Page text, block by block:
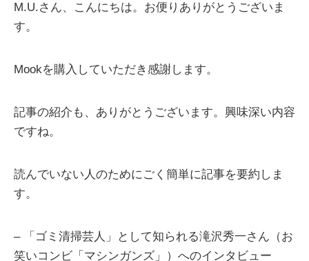
M.U.さん、こんにちは。お便りありがとうございま
す。
Mookを購入していただき感謝します。
記事の紹介も、ありがとうございます。興味深い内容
ですね。
読んでいない人のためにごく簡単に記事を要約しま
す。
– 「ゴミ清掃芸人」として知られる滝沢秀一さん（お
笑いコンビ「マシンガンズ」）へのインタビュー